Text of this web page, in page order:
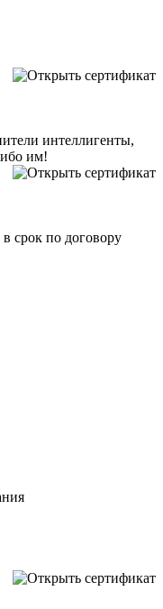
интеллигенты,
им!
срок по договору